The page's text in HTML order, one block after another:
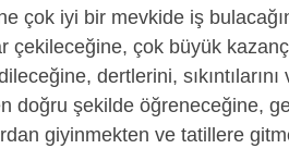
çok iyi bir mevkide iş
çekileceğine, çok büyük
dertlerini,
doğru şekilde öğreneceğine,
giyinmekten ve tatillere